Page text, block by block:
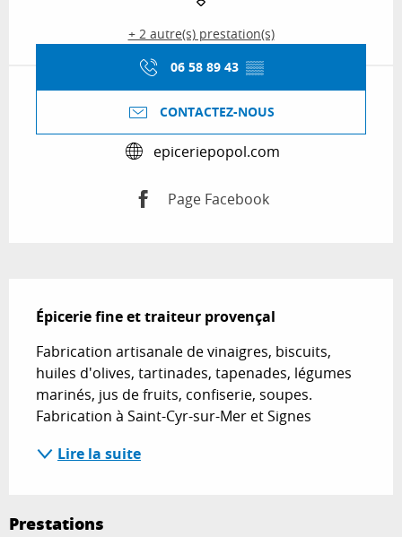
+ 2 autre(s) prestation(s)
06 58 89 43 ▒▒
CONTACTEZ-NOUS
epiceriepopol.com
Page Facebook
Épicerie fine et traiteur provençal
Fabrication artisanale de vinaigres, biscuits,
huiles d'olives, tartinades, tapenades, légumes
marinés, jus de fruits, confiserie, soupes.
Fabrication à Saint-Cyr-sur-Mer et Signes
Lire la suite
Prestations